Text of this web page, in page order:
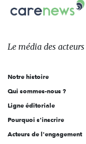
sur:
Carenews,
Le
des
l'engagement
Le média des acteurs
Notre histoire
Qui sommes-nous ?
Ligne éditoriale
Pourquoi s'inscrire
Acteurs de l'engagement